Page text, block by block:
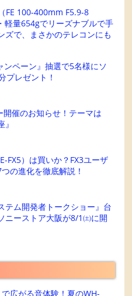
FE 100-400mm F5.9-8
軽量654gでリーズナブルで手
ズで、まさかのテレコンにも
ペーン』抽選で5名様にソ
プレゼント！
催のお知らせ！テーマは
FX5）は買いか？FX3ユーザ
の進化を徹底解説！
テム開発者トークショー』台
ニーストア大阪が8/1㈯に開
広がる音体験！夏のWH-